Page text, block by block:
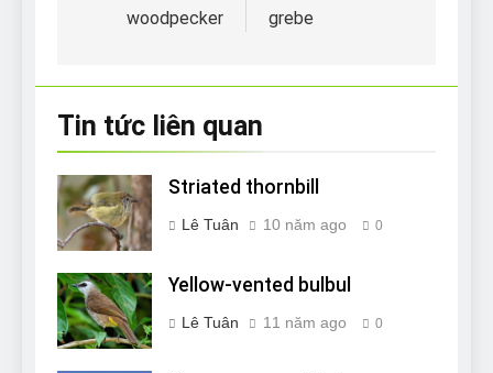
woodpecker
grebe
Tin tức liên quan
Striated thornbill
Lê Tuân 10 năm ago 0
Yellow-vented bulbul
Lê Tuân 11 năm ago 0